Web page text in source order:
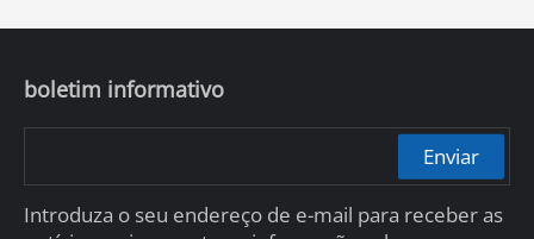
boletim informativo
Enviar
Introduza o seu endereço de e-mail para receber as